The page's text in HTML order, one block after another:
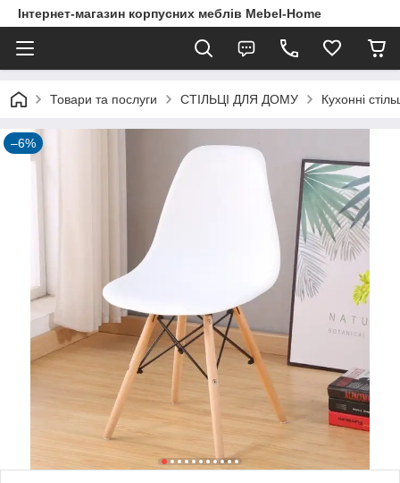
Інтернет-магазин корпусних меблів Mebel-Home
Товари та послуги СТІЛЬЦІ ДЛЯ ДОМУ Кухонні
–6%